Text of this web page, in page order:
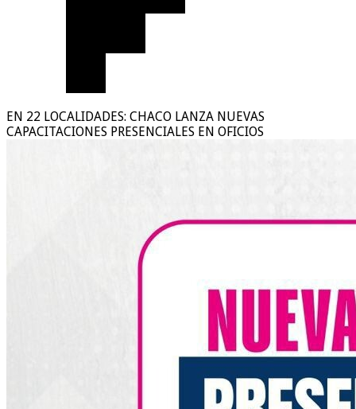
EN 22 LOCALIDADES: CHACO LANZA NUEVAS
CAPACITACIONES PRESENCIALES EN OFICIOS